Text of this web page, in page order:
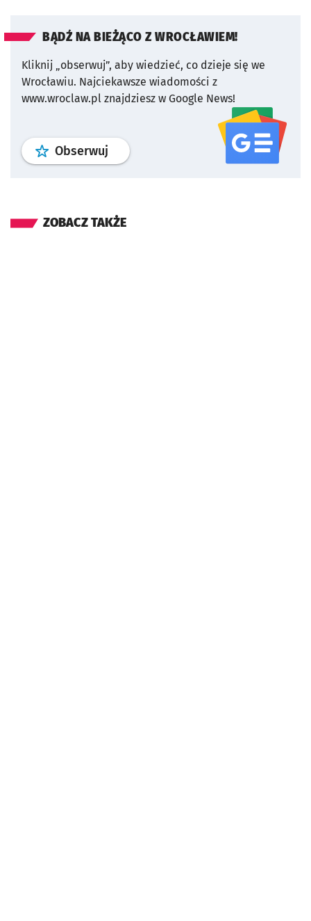
BĄDŹ NA BIEŻĄCO Z WROCŁAWIEM!
Kliknij „obserwuj”, aby wiedzieć, co dzieje się we
Wrocławiu. Najciekawsze wiadomości z
www.wroclaw.pl znajdziesz w Google News!
Obserwuj profil serwisu
ZOBACZ TAKŻE